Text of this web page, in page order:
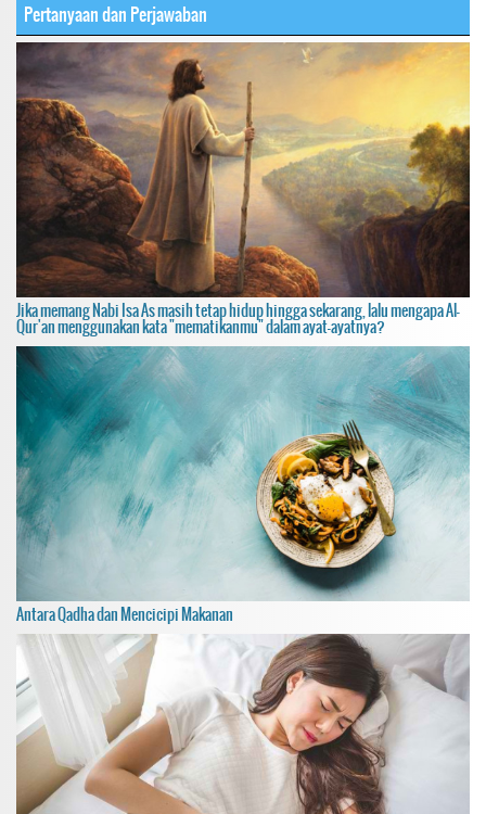
Pertanyaan dan Perjawaban
Jika memang Nabi Isa As masih tetap hidup hingga sekarang, lalu mengapa Al-
Qur'an menggunakan kata "mematikanmu" dalam ayat-ayatnya?
Antara Qadha dan Mencicipi Makanan